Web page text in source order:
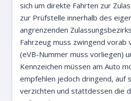
sich um direkte Fahrten zur
zur Prüfstelle innerhalb des
angrenzenden
Fahrzeug muss zwingend vorab
(eVB-Nummer muss vorliegen)
Kennzeichen müssen am Auto
empfehlen jedoch dringend, auf
verzichten und stattdessen die